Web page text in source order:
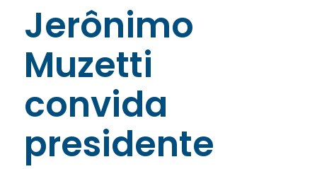
Jerônimo
Muzetti
convida
presidente